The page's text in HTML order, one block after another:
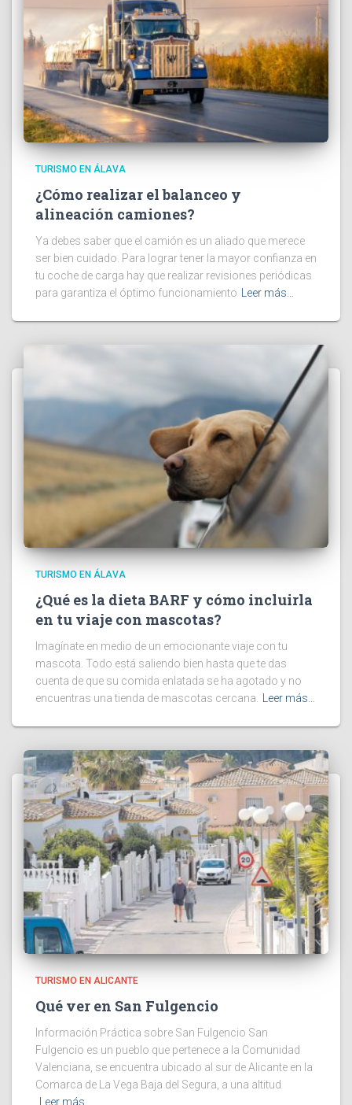
TURISMO EN ÁLAVA
¿Cómo realizar el balanceo y
alineación camiones?
Ya debes saber que el camión es un aliado que merece
ser bien cuidado. Para lograr tener la mayor confianza en
tu coche de carga hay que realizar revisiones periódicas
para garantiza el óptimo funcionamiento
Leer más…
TURISMO EN ÁLAVA
¿Qué es la dieta BARF y cómo incluirla
en tu viaje con mascotas?
Imagínate en medio de un emocionante viaje con tu
mascota. Todo está saliendo bien hasta que te das
cuenta de que su comida enlatada se ha agotado y no
encuentras una tienda de mascotas cercana. Leer más…
TURISMO EN ALICANTE
Qué ver en San Fulgencio
Información Práctica sobre San Fulgencio San
Fulgencio es un pueblo que pertenece a la Comunidad
Valenciana, se encuentra ubicado al sur de Alicante en la
Comarca de La Vega Baja del Segura, a una altitud
Leer más…